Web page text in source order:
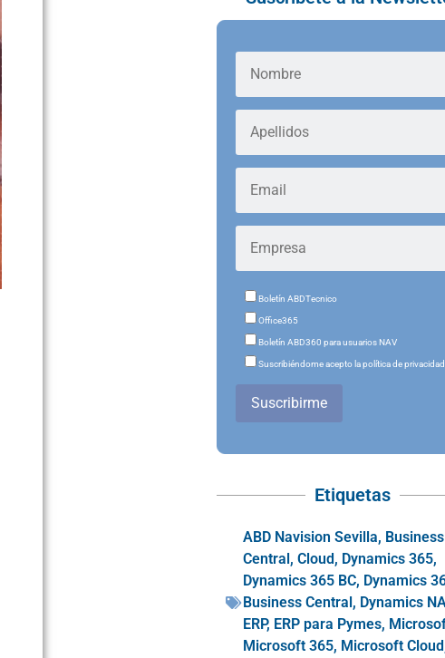
Boletín ABDTecnico
Office365
Boletín ABD360 para usuarios NAV
Suscribiéndome acepto la política de privacidad
Suscribirme
Etiquetas
ABD Navision Sevilla, Business
Central,Cloud, Dynamics 365,
Dynamics 365 BC, Dynamics
Business Central, Dynamics
ERP, ERP para Pymes,
Microsoft 365, Microsoft Cloud